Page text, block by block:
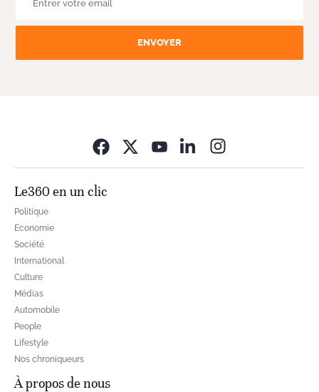
ENVOYER
Le360 en un clic
Politique
Economie
Société
International
Culture
Médias
Automobile
People
Lifestyle
Nos chroniqueurs
À propos de nous